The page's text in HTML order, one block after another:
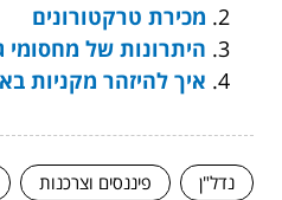
מכירת טרקטורונים
היתרונות של מחסומי
איך להיזהר מקניות
נדל"ן פיננסים וצרכנות